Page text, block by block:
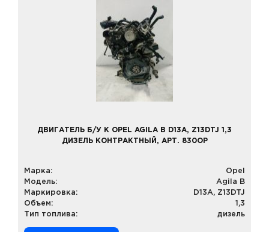
ДВИГАТЕЛЬ Б/У К OPEL AGILA B D13A, Z13DTJ 1,3
ДИЗЕЛЬ КОНТРАКТНЫЙ, АРТ. 830OP
Марка:
Opel
Модель:
Agila B
Маркировка:
D13A, Z13DTJ
Объем:
1,3
Тип топлива:
дизель